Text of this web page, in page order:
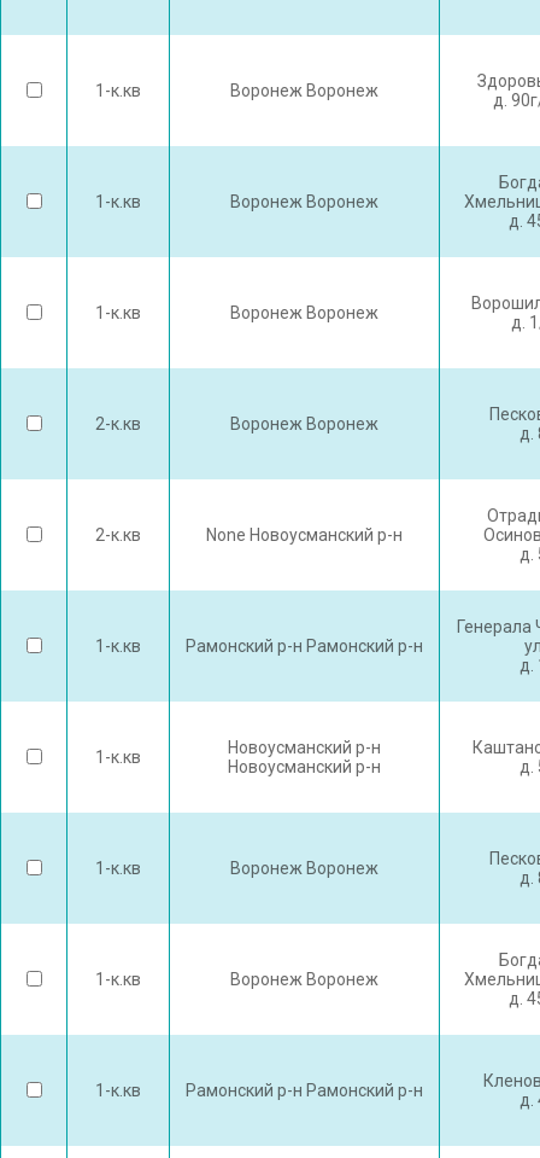
1-к.кв Воронеж Воронеж
д.
1-к.кв Воронеж Воронеж
д.
1-к.кв Воронеж Воронеж
д.
2-к.кв Воронеж Воронеж
д.
2-к.кв None Новоусманский р-н
д.
1-к.кв Рамонский р-н Рамонский р-н
Генерала
д.
1-к.кв
Новоусманский р-н
Новоусманский р-н
д.
1-к.кв Воронеж Воронеж
д.
1-к.кв Воронеж Воронеж
д.
1-к.кв Рамонский р-н Рамонский р-н
д.